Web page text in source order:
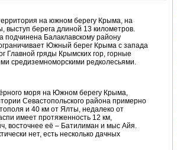
на южном берегу Крыма, на
выступ берега длиной 13 километров.
подчинена Балаклавскому району
Южный берег Крыма с запада
Главной гряды Крымских гор, горные
средиземноморскими редколесьями.
моря на Южном берегу Крыма,
Севастопольского района примерно
и 40 км от Ялты, недалеко от
имеет протяженность 12 км,
восточнее её – Батилиман и мыс Айя.
нет, есть несколько дачных